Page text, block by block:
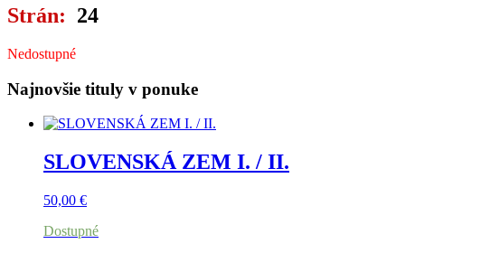
Strán: 24
Nedostupné
Najnovšie tituly v ponuke
SLOVENSKÁ ZEM I. / II.
50,00 €
Dostupné